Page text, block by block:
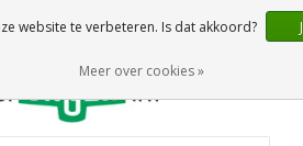
0 Artikelen
website te verbeteren. Is dat akkoord?
Meer over cookies »